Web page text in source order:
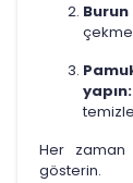
yapın:
Her
gösterin.